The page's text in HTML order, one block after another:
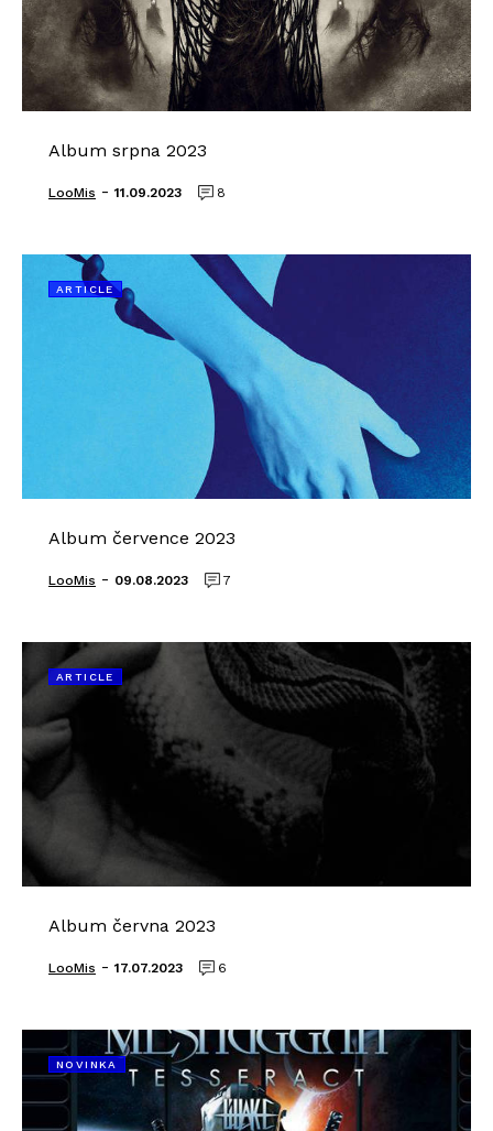
Album srpna 2023
LooMis - 11.09.2023 8
ARTICLE
Album července 2023
LooMis - 09.08.2023 7
ARTICLE
Album června 2023
LooMis - 17.07.2023 6
NOVINKA